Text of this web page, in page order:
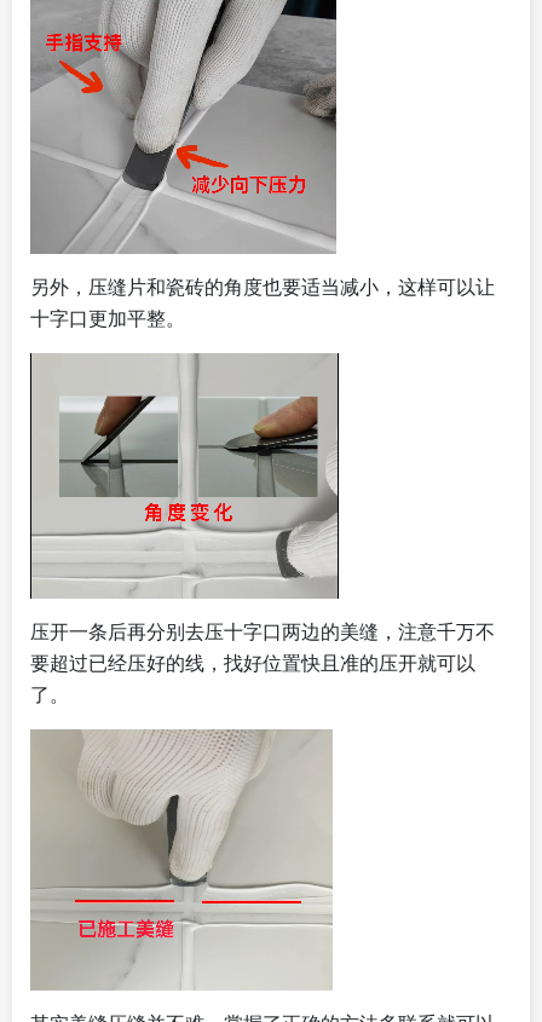
另外，压缝片和瓷砖的角度也要适当减小，这样可以让
十字口更加平整。
压开一条后再分别去压十字口两边的美缝，注意千万不
要超过已经压好的线，找好位置快且准的压开就可以
了。